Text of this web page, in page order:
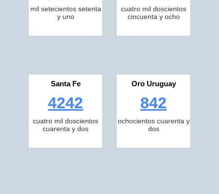
mil setecientos setenta
y uno
cuatro mil doscientos
cincuenta y ocho
Santa Fe
4242
cuatro mil doscientos
cuarenta y dos
Oro Uruguay
842
ochocientos cuarenta y
dos